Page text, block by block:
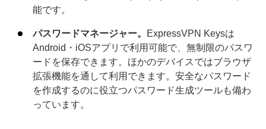
能です。
パスワードマネージャー。
ExpressVPN Keysは
Android・iOSアプリで利用可能で、無制限のパスワ
ードを保存できます。ほかのデバイスではブラウザ
拡張機能を通して利用できます。安全なパスワード
を作成するのに役立つパスワード生成ツールも備わ
っています。